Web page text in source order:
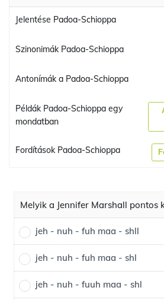
Jelentése Padoa-Schioppa
Szinonimák Padoa-Schioppa
Antonímák a Padoa-Schioppa
Példák Padoa-Schioppa egy
mondatban
Fordítások Padoa-Schioppa
Melyik a Jennifer Marshall pontos
jeh - nuh - fuh maa - shll
jeh - nuh - fuh maa - shl
jeh - nuh - fuuh maa - shl